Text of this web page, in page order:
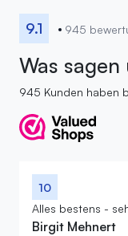
9.1 945
Was
945 Kunden haben
10
Alles bestens -
Birgit Mehnert